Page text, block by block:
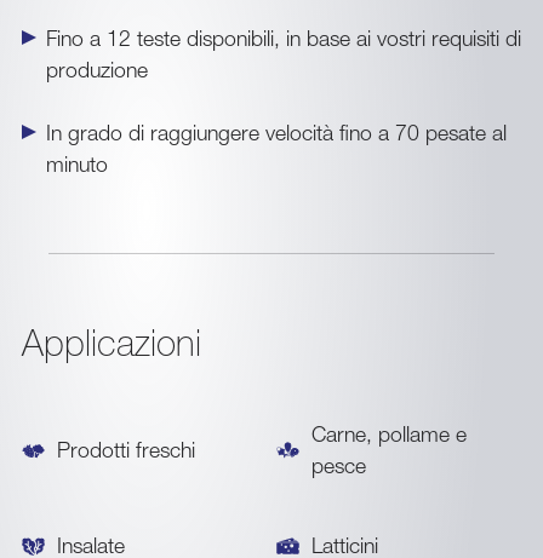
Fino a 12 teste disponibili, in base ai vostri requisiti di
produzione
In grado di raggiungere velocità fino a 70 pesate al
minuto
Applicazioni
Prodotti freschi
Carne, pollame e
pesce
Insalate Latticini